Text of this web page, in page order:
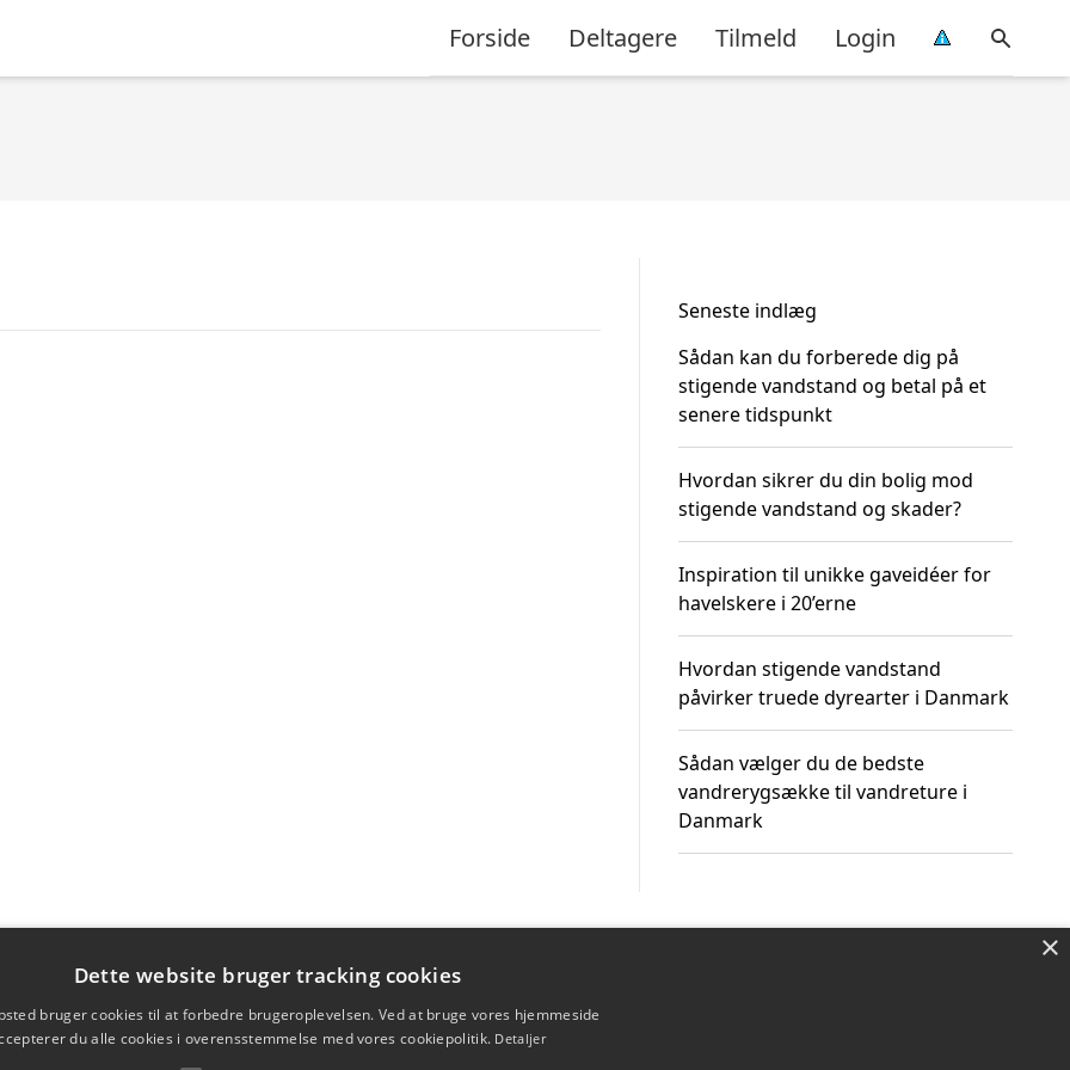
Forside Deltagere Tilmeld Login
Seneste indlæg
Sådan kan du forberede dig på
stigende vandstand og betal på et
senere tidspunkt
Hvordan sikrer du din bolig mod
stigende vandstand og skader?
Inspiration til unikke gaveidéer for
havelskere i 20’erne
Hvordan stigende vandstand
påvirker truede dyrearter i Danmark
Sådan vælger du de bedste
vandrerygsække til vandreture i
Danmark
×
Dette website bruger tracking cookies
bruger cookies til at forbedre brugeroplevelsen. Ved at bruge vores hjemmeside
du alle cookies i overensstemmelse med vores cookiepolitik. Detaljer